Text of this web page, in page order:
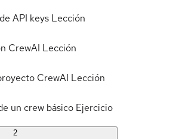
API keys Lección
CrewAI Lección
CrewAI Lección
un crew básico Ejercicio
2